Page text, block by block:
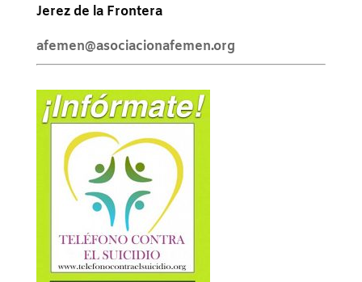
Jerez de la Frontera
afemen@asociacionafemen.org